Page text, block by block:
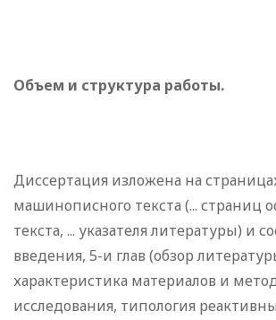
Объем и структура работы.
Диссертация изложена на
машинописного текста (... страниц
текста, ... указателя литературы) и
введения, 5-и глав (обзор
характеристика материалов и
исследования, типология